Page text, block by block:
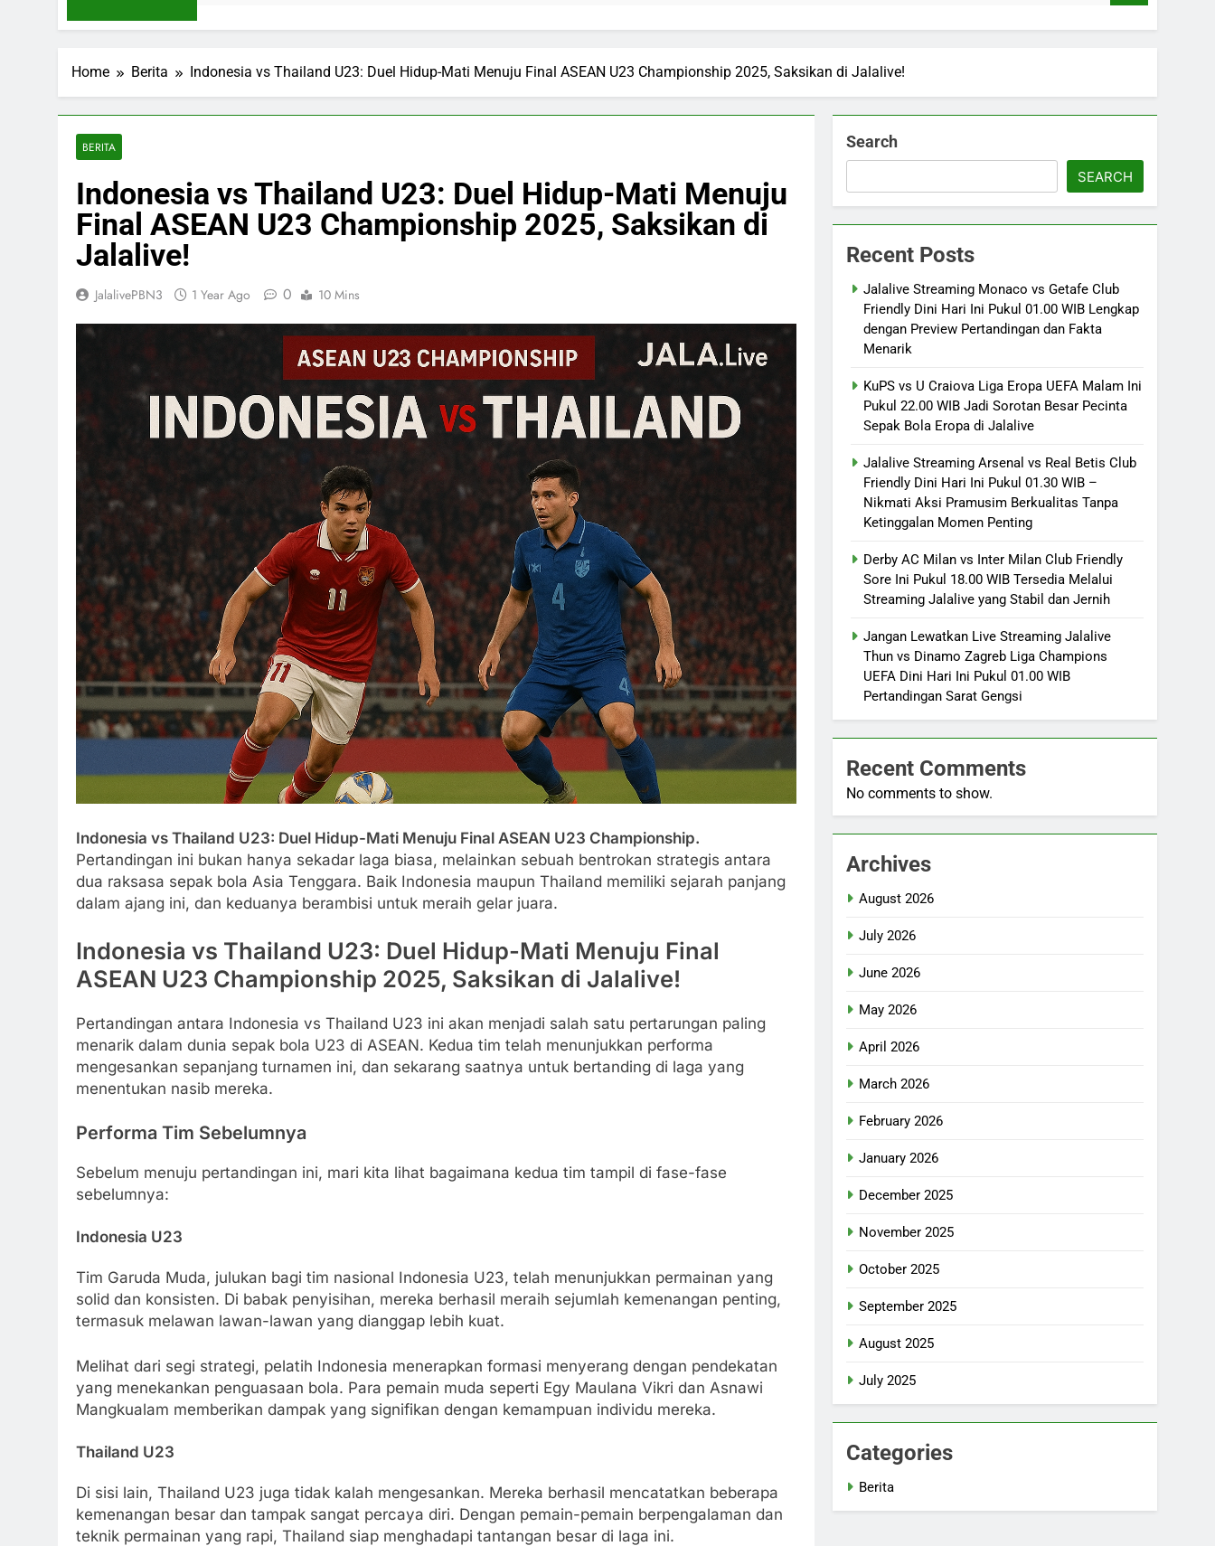
Home Berita Indonesia vs Thailand U23: Duel Hidup-Mati Menuju Final ASEAN U23 Championship 2025, Saksikan di Jalalive!
BERITA
Indonesia vs Thailand U23: Duel Hidup-Mati Menuju
Final ASEAN U23 Championship 2025, Saksikan di
Jalalive!
JalalivePBN3 1 Year Ago 0 10 Mins
Indonesia vs Thailand U23: Duel Hidup-Mati Menuju Final ASEAN U23 Championship.
Pertandingan ini bukan hanya sekadar laga biasa, melainkan sebuah bentrokan strategis antara
dua raksasa sepak bola Asia Tenggara. Baik Indonesia maupun Thailand memiliki sejarah panjang
dalam ajang ini, dan keduanya berambisi untuk meraih gelar juara.
Indonesia vs Thailand U23: Duel Hidup-Mati Menuju Final
ASEAN U23 Championship 2025, Saksikan di Jalalive!
Pertandingan antara Indonesia vs Thailand U23 ini akan menjadi salah satu pertarungan paling
menarik dalam dunia sepak bola U23 di ASEAN. Kedua tim telah menunjukkan performa
mengesankan sepanjang turnamen ini, dan sekarang saatnya untuk bertanding di laga yang
menentukan nasib mereka.
Performa Tim Sebelumnya
Sebelum menuju pertandingan ini, mari kita lihat bagaimana kedua tim tampil di fase-fase
sebelumnya:
Indonesia U23
Tim Garuda Muda, julukan bagi tim nasional Indonesia U23, telah menunjukkan permainan yang
solid dan konsisten. Di babak penyisihan, mereka berhasil meraih sejumlah kemenangan penting,
termasuk melawan lawan-lawan yang dianggap lebih kuat.
Melihat dari segi strategi, pelatih Indonesia menerapkan formasi menyerang dengan pendekatan
yang menekankan penguasaan bola. Para pemain muda seperti Egy Maulana Vikri dan Asnawi
Mangkualam memberikan dampak yang signifikan dengan kemampuan individu mereka.
Thailand U23
Di sisi lain, Thailand U23 juga tidak kalah mengesankan. Mereka berhasil mencatatkan beberapa
kemenangan besar dan tampak sangat percaya diri. Dengan pemain-pemain berpengalaman dan
teknik permainan yang rapi, Thailand siap menghadapi tantangan besar di laga ini.
Search
SEARCH
Recent Posts
Jalalive Streaming Monaco vs Getafe Club
Friendly Dini Hari Ini Pukul 01.00 WIB Lengkap
dengan Preview Pertandingan dan Fakta
Menarik
KuPS vs U Craiova Liga Eropa UEFA Malam Ini
Pukul 22.00 WIB Jadi Sorotan Besar Pecinta
Sepak Bola Eropa di Jalalive
Jalalive Streaming Arsenal vs Real Betis Club
Friendly Dini Hari Ini Pukul 01.30 WIB –
Nikmati Aksi Pramusim Berkualitas Tanpa
Ketinggalan Momen Penting
Derby AC Milan vs Inter Milan Club Friendly
Sore Ini Pukul 18.00 WIB Tersedia Melalui
Streaming Jalalive yang Stabil dan Jernih
Jangan Lewatkan Live Streaming Jalalive
Thun vs Dinamo Zagreb Liga Champions
UEFA Dini Hari Ini Pukul 01.00 WIB
Pertandingan Sarat Gengsi
Recent Comments
No comments to show.
Archives
August 2026
July 2026
June 2026
May 2026
April 2026
March 2026
February 2026
January 2026
December 2025
November 2025
October 2025
September 2025
August 2025
July 2025
Categories
Berita